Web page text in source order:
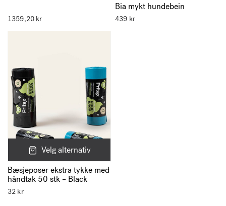
1359,20 kr
Bia mykt hundebein
439 kr
Velg alternativ
Bæsjeposer ekstra tykke med
håndtak 50 stk – Black
32 kr